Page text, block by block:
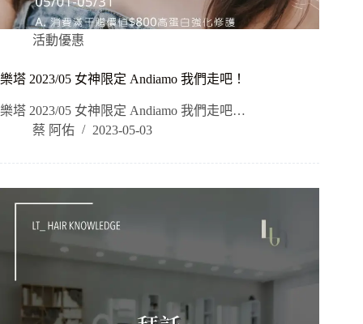
活動優惠
樂塔 2023/05 女神限定 Andiamo 我們走吧！
樂塔 2023/05 女神限定 Andiamo 我們走吧…
蔡 阿佑
2023-05-03